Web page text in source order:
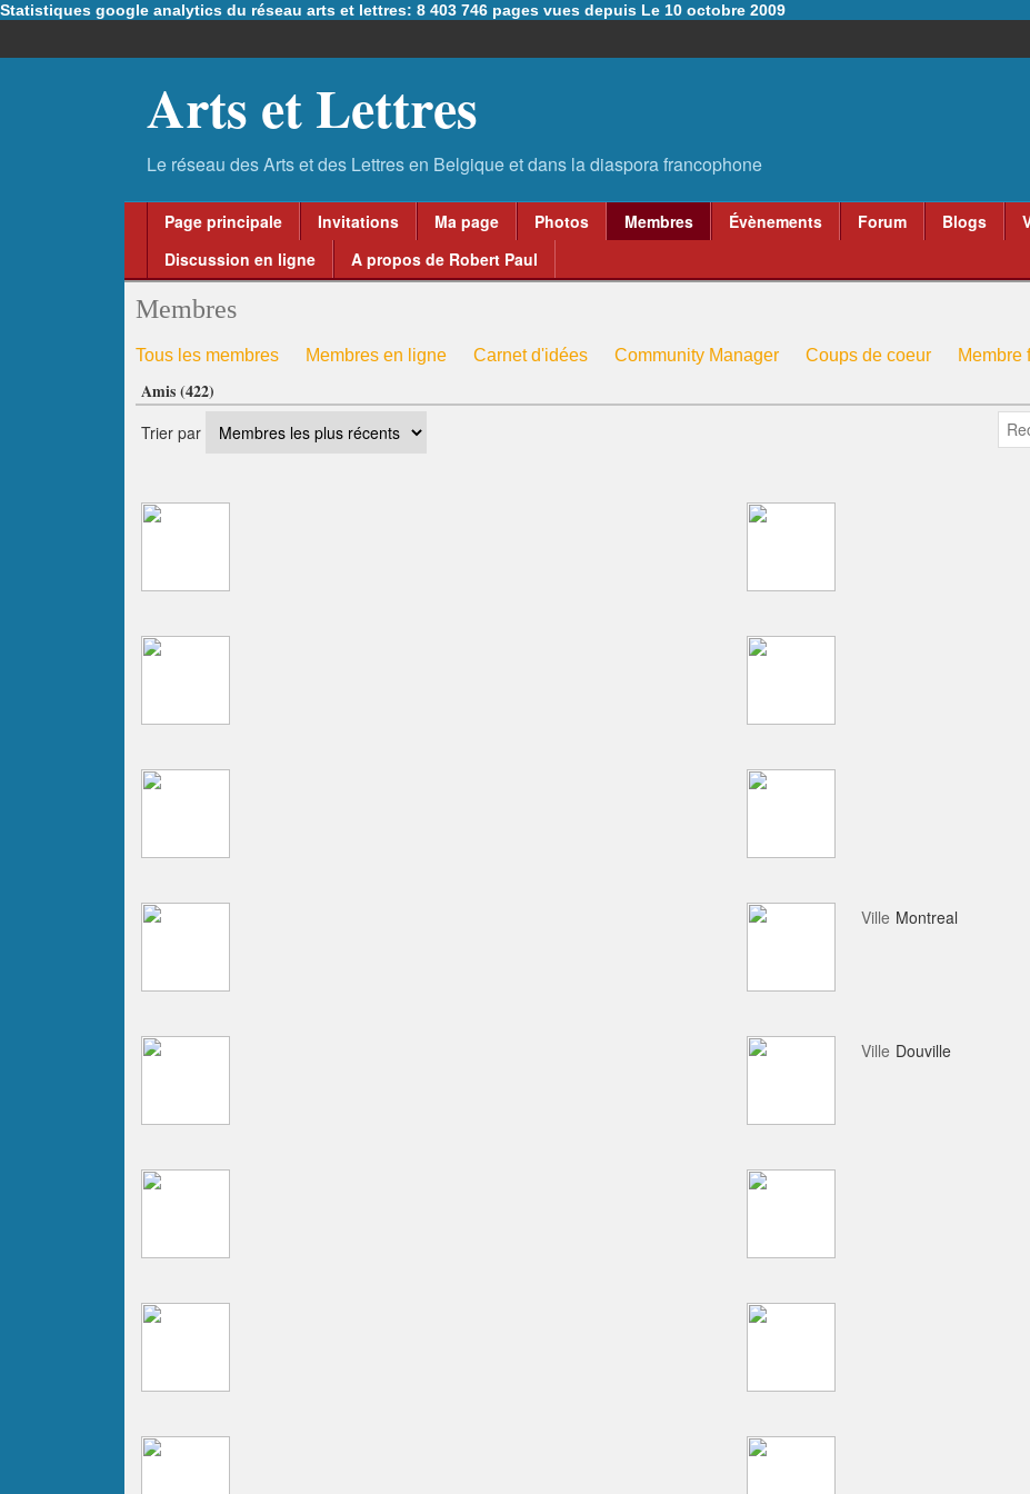
Statistiques google analytics du réseau arts et lettres: 8 403 746 pages vues depuis Le 10 octobre 2009
Arts et Lettres
Page principale Invitations Ma page Photos Membres Évènements Forum Blogs
Discussion en ligne
A propos de Robert Paul
Membres
Tous les membres Membres en ligne Carnet d'idées Community Manager Coups de coeur
Membre
La Flore dans l'art et l'histoire
administrateur théâtres
Amis (422)
Trier par
Ville Montreal
Ville Douville